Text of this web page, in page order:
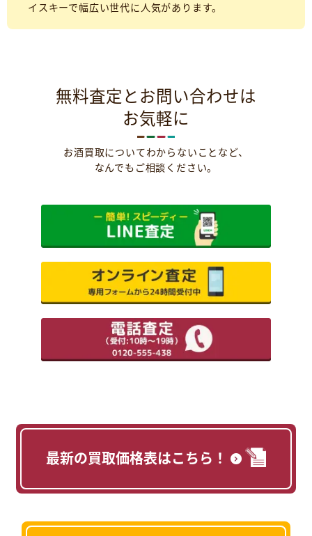
イスキーで幅広い世代に人気があります。
無料査定とお問い合わせは
お気軽に
お酒買取についてわからないことなど、
なんでもご相談ください。
最新の買取価格表はこちら！